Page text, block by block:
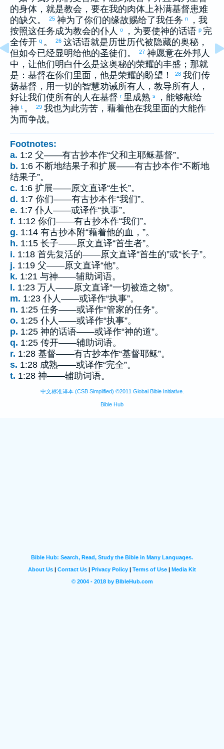
的身体，就是教会，要在我的肉体上补满基督患难
的缺欠。
25 神为了你们的缘故赐给了我任务 n
，我
按照这任务成为教会的仆人
o ，为要使神的话语 p 完
全传开 q 。 26 这话语就是历世历代被隐藏的奥秘，
但如今已经显明给他的圣徒们。
27 神愿意在外邦人
中，让他们明白什么是这奥秘的荣耀的丰盛；那就
是：基督在你们里面，他是荣耀的盼望！
28 我们传
扬基督，用一切的智慧劝诫所有人，教导所有人，
好让我们使所有的人在基督 r 里成熟 s
，能够献给
神 t 。 29 我也为此劳苦，藉着他在我里面的大能作
为而争战。
Footnotes:
a. 1:2 父——有古抄本作“父和主耶稣基督”。
b. 1:6 不断地结果子和扩展——有古抄本作“不断地
结果子”。
c. 1:6 扩展——原文直译“生长”。
d. 1:7 你们——有古抄本作“我们”。
e. 1:7 仆人——或译作“执事”。
f. 1:12 你们——有古抄本作“我们”。
g. 1:14 有古抄本附“藉着他的血，”。
h. 1:15 长子——原文直译“首生者”。
i. 1:18 首先复活的——原文直译“首生的”或“长子”。
j. 1:19 父——原文直译“他”。
k. 1:21 与神——辅助词语。
l. 1:23 万人——原文直译“一切被造之物”。
m. 1:23 仆人——或译作“执事”。
n. 1:25 任务——或译作“管家的任务”。
o. 1:25 仆人——或译作“执事”。
p. 1:25 神的话语——或译作“神的道”。
q. 1:25 传开——辅助词语。
r. 1:28 基督——有古抄本作“基督耶稣”。
s. 1:28 成熟——或译作“完全”。
t. 1:28 神——辅助词语。
中文标准译本 (CSB Simplified) ©2011 Global Bible Initiative.
Bible Hub